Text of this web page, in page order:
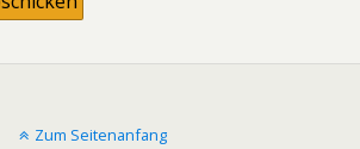
Zum Seitenanfang